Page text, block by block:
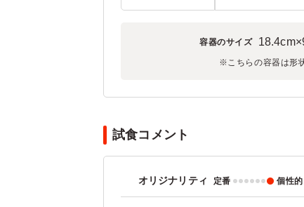
容器のサイズ
※こちらの容器は形
試食コメント
オリジナリティ 定番 個性的